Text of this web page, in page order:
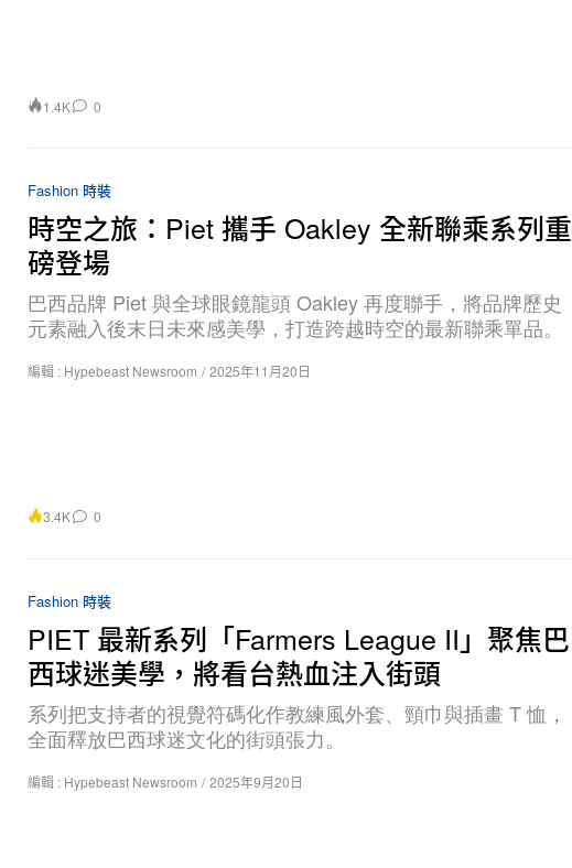
1.4K 0
Fashion 時裝
時空之旅：Piet 攜手 Oakley 全新聯乘系列重
磅登場
巴西品牌 Piet 與全球眼鏡龍頭 Oakley 再度聯手，將品牌歷史
元素融入後末日未來感美學，打造跨越時空的最新聯乘單品。
編輯 : Hypebeast Newsroom / 2025年11月20日
3.4K 0
Fashion 時裝
PIET 最新系列「Farmers League II」聚焦巴
西球迷美學，將看台熱血注入街頭
系列把支持者的視覺符碼化作教練風外套、頸巾與插畫 T 恤，
全面釋放巴西球迷文化的街頭張力。
編輯 : Hypebeast Newsroom / 2025年9月20日